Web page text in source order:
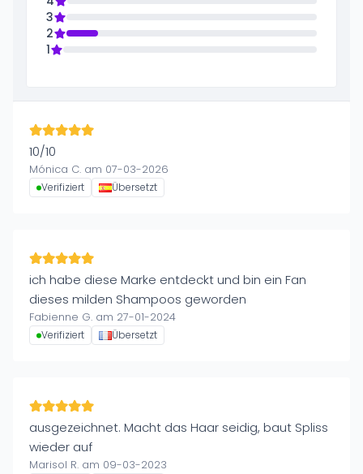
3
2
1
10/10
Mónica C. am 07-03-2026
Verifiziert Übersetzt
ich habe diese Marke entdeckt und bin ein Fan
dieses milden Shampoos geworden
Fabienne G. am 27-01-2024
Verifiziert Übersetzt
ausgezeichnet. Macht das Haar seidig, baut Spliss
wieder auf
Marisol R. am 09-03-2023